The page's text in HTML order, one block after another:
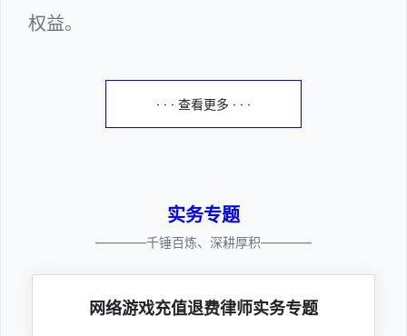
权益。
· · · 查看更多 · · ·
实务专题
————千锤百炼、深耕厚积————
网络游戏充值退费律师实务专题